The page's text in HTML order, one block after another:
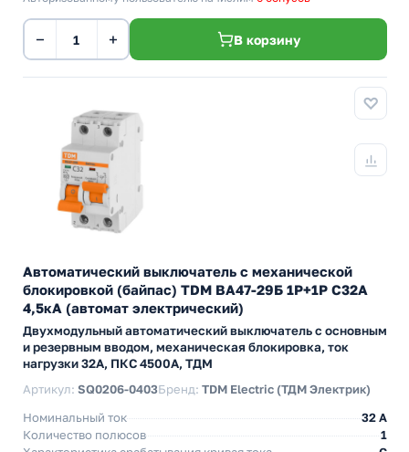
− + В корзину
Автоматический выключатель с механической
блокировкой (байпас) TDM ВА47-29Б 1Р+1Р С32А
4,5кА (автомат электрический)
Двухмодульный автоматический выключатель с основным
и резервным вводом, механическая блокировка, ток
нагрузки 32А, ПКС 4500А, ТДМ
Артикул: SQ0206-0403Бренд: TDM Electric (ТДМ Электрик)
Номинальный ток
32 A
Количество полюсов
1